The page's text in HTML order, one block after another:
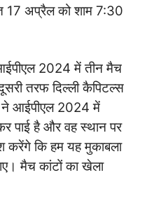
17 अप्रैल को शाम 7:30
2024 में तीन मैच
तरफ दिल्ली कैपिटल्स
ने आईपीएल 2024 में
पाई है और वह स्थान पर
करेंगे कि हम यह मुकाबला
मैच कांटों का खेला